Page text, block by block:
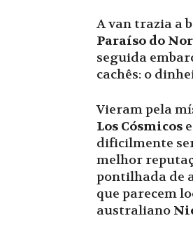
A van trazia a
Paraíso do
seguida
cachês: o
Vieram pela
Los Cósmicos e
dificilmente
melhor
pontilhada de
que parecem
australiano